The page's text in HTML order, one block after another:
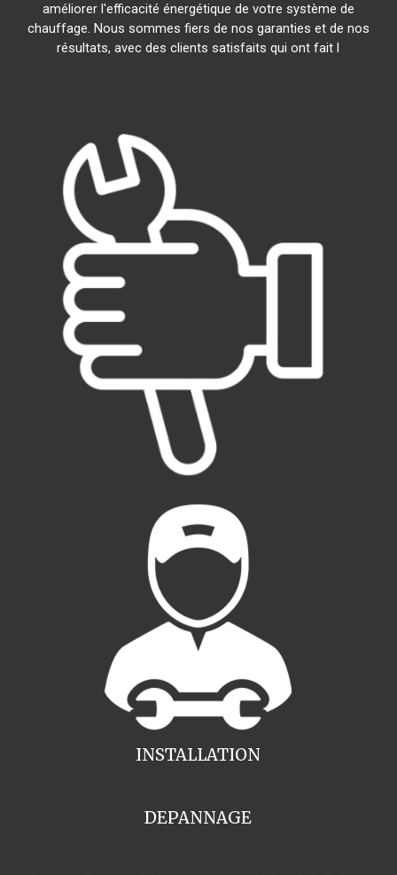
améliorer l'efficacité énergétique de votre système de
chauffage. Nous sommes fiers de nos garanties et de nos
résultats, avec des clients satisfaits qui ont fait l
INSTALLATION
DEPANNAGE